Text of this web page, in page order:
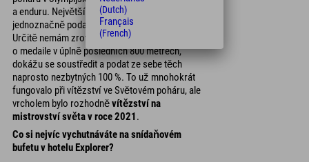
a enduru. Největších úspěchů se mi ale
jednoznačně podařilo dosáhnout ve sprintu.
Určitě nemám zrovna největší nohy, ale když jde
o medaile v úplně posledních 800 metrech,
dokážu se soustředit a podat ze sebe těch
naprosto nezbytných 100 %. To už mnohokrát
fungovalo při vítězství ve Světovém poháru, ale
vrcholem bylo rozhodněvítězství na
mistrovství světa v roce 2021.
Co si nejvíc vychutnáváte na snídaňovém
bufetu v hotelu Explorer?
(Dutch)
Français
(French)